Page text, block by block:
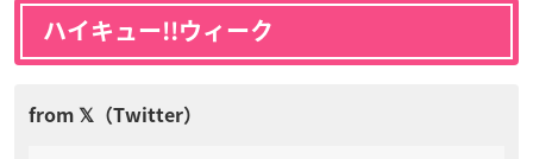
ハイキュー!!ウィーク